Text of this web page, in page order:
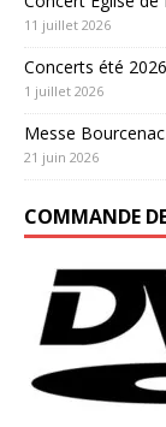
11 juillet 2026
Concerts été
1 juillet 2026
Messe
21 juin 2026
COMMANDE